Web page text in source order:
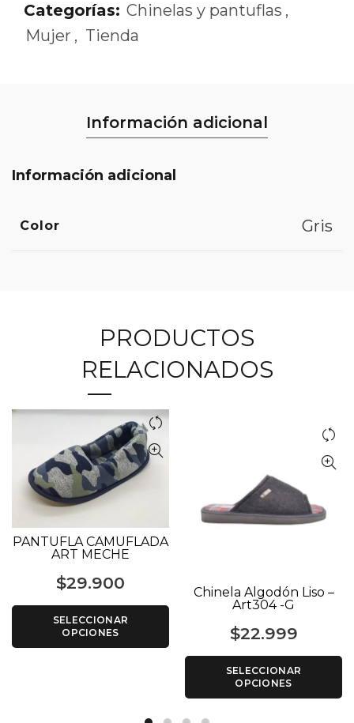
Categorías: Chinelas y pantuflas ,
Mujer , Tienda
Información adicional
Información adicional
Color Gris
PRODUCTOS
RELACIONADOS
PANTUFLA CAMUFLADA
ART MECHE
$29.900
SELECCIONAR
OPCIONES
Chinela Algodón Liso –
Art304 -G
$22.999
SELECCIONAR
OPCIONES